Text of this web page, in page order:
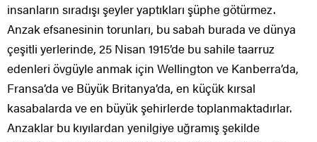
insanların sıradışı şeyler yaptıkları şüphe götürmez.
Anzak efsanesinin torunları, bu sabah burada ve dünya
çeşitli yerlerinde, 25 Nisan 1915’de bu sahile taarruz
edenleri övgüyle anmak için Wellington ve Kanberra’da,
Fransa’da ve Büyük Britanya’da, en küçük kırsal
kasabalarda ve en büyük şehirlerde toplanmaktadırlar.
Anzaklar bu kıyılardan yenilgiye uğramış şekilde